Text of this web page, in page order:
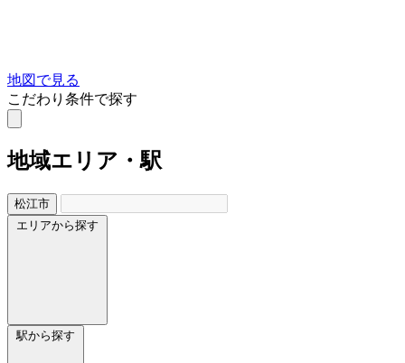
地図で見る
こだわり条件で探す
地域エリア・駅
松江市
エリアから探す
駅から探す